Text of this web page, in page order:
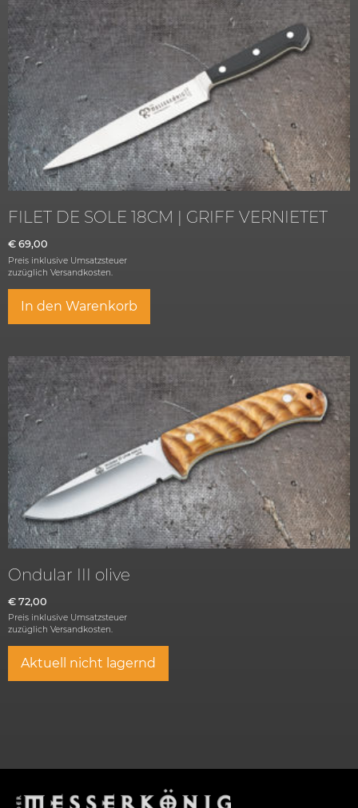
FILET DE SOLE 18CM | GRIFF VERNIETET
€ 69,00
Preis inklusive Umsatzsteuer
zuzüglich Versandkosten.
In den Warenkorb
Ondular III olive
€ 72,00
Preis inklusive Umsatzsteuer
zuzüglich Versandkosten.
Aktuell nicht lagernd